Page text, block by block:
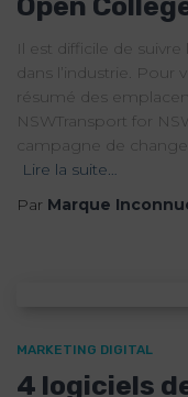
Il est difficile de
dans l’industrie.
résumé des
NSWTransport for
campagne de
Lire la suite…
Par Marque
MARKETING DIGITAL
4 logiciels